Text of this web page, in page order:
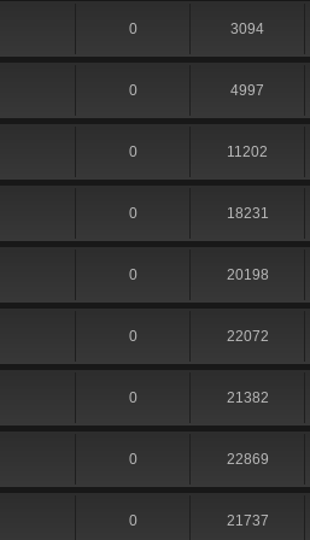
0 3094
0 4997
0 11202
0 18231
0 20198
0 22072
0 21382
0 22869
0 21737